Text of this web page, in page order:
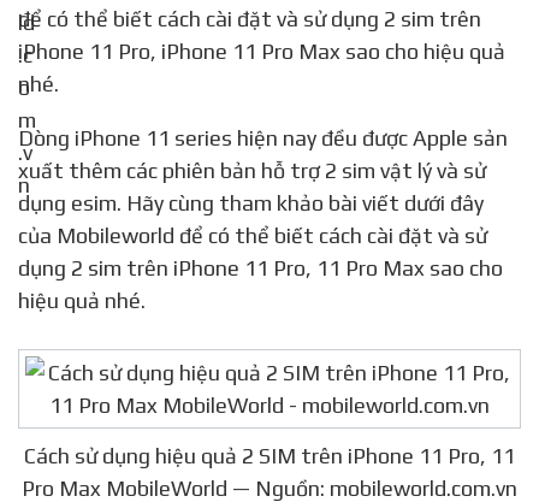
để có thể biết cách cài đặt và sử dụng 2 sim trên
iPhone 11 Pro, iPhone 11 Pro Max sao cho hiệu quả
nhé.
Dòng iPhone 11 series hiện nay đều được Apple sản
xuất thêm các phiên bản hỗ trợ 2 sim vật lý và sử
dụng esim. Hãy cùng tham khảo bài viết dưới đây
của Mobileworld để có thể biết cách cài đặt và sử
dụng 2 sim trên iPhone 11 Pro, 11 Pro Max sao cho
hiệu quả nhé.
Cách sử dụng hiệu quả 2 SIM trên iPhone 11 Pro, 11
Pro Max MobileWorld — Nguồn: mobileworld.com.vn